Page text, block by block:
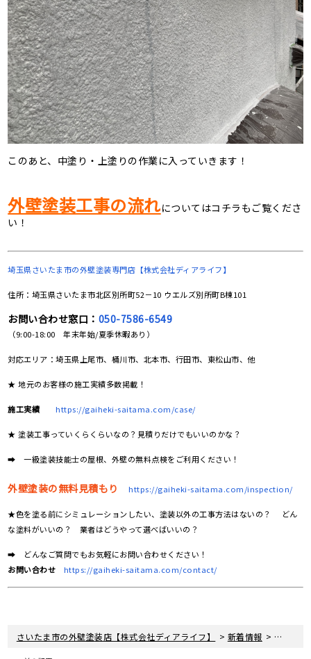
このあと、中塗り・上塗りの作業に入っていきます！
外壁塗装工事の流れについてはコチラもご覧くださ
い！
埼玉県さいたま市の外壁塗装専門店【株式会社ディアライフ】
住所：埼玉県さいたま市北区別所町52－10 ウエルズ別所町B棟101
お問い合わせ窓口： 050-7586-6549
（9:00-18:00 年末年始/夏季休暇あり）
対応エリア：埼玉県上尾市、桶川市、北本市、行田市、東松山市、他
★ 地元のお客様の施工実績多数掲載！
施工実績 https://gaiheki-saitama.com/case/
★ 塗装工事っていくらくらいなの？見積りだけでもいいのかな？
➡ 一級塗装技能士の屋根、外壁の無料点検をご利用ください！
外壁塗装の無料見積もり https://gaiheki-saitama.com/inspection/
★色を塗る前にシミュレーションしたい、塗装以外の工事方法はないの？ どん
な塗料がいいの？ 業者はどうやって選べばいいの？
➡ どんなご質問でもお気軽にお問い合わせください！
お問い合わせ
https://gaiheki-saitama.com/contact/
さいたま市の外壁塗装店【株式会社ディアライフ】 > 新着情報 > 埼玉県